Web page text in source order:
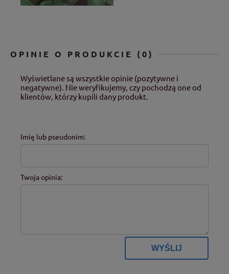
OPINIE O PRODUKCIE (0)
Wyświetlane są wszystkie opinie (pozytywne i
negatywne). Nie weryfikujemy, czy pochodzą one od
klientów, którzy kupili dany produkt.
Imię lub pseudonim:
Twoja opinia:
WYŚLIJ